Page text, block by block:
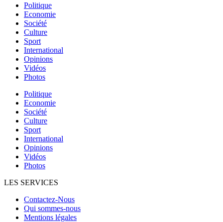
Politique
Economie
Société
Culture
Sport
International
Opinions
Vidéos
Photos
Politique
Economie
Société
Culture
Sport
International
Opinions
Vidéos
Photos
LES SERVICES
Contactez-Nous
Qui sommes-nous
Mentions légales